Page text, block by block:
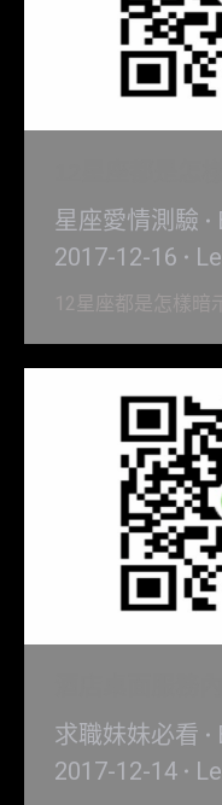
星座愛情測驗
2017-12-16
12星座都是怎樣
求職妹妹必看
2017-12-14